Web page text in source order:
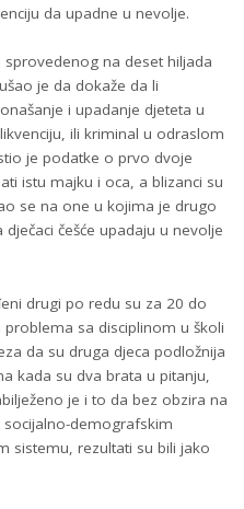
da upadne u nevolje.
na deset hiljada
je da dokaže da li
i upadanje djeteta u
ili kriminal u odraslom
je podatke o prvo dvoje
istu majku i oca, a blizanci su
se na one u kojima je drugo
češće upadaju u nevolje
drugi po redu su za 20 do
sa disciplinom u školi
da su druga djeca podložnija
kada su dva brata u pitanju,
je i to da bez obzira na
demografskim
sistemu, rezultati su bili jako